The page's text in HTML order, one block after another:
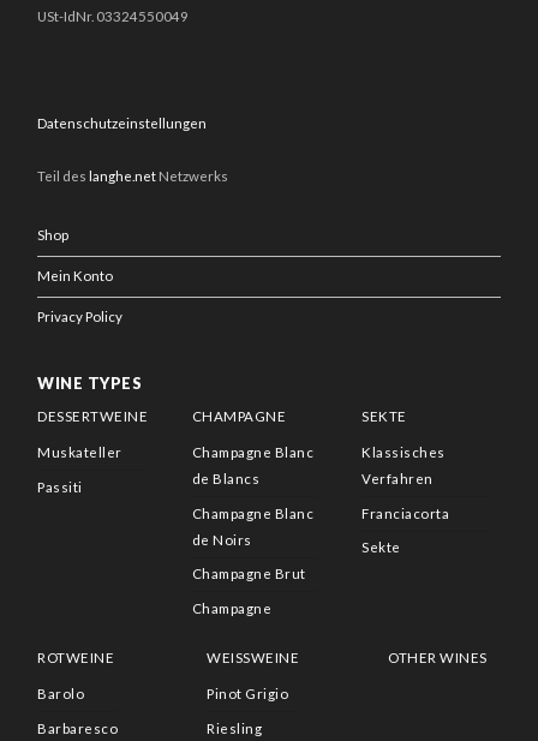
USt-IdNr. 03324550049
Datenschutzeinstellungen
Teil deslanghe.net Netzwerks
Shop
Mein Konto
Privacy Policy
WINE TYPES
DESSERTWEINE
Muskateller
Passiti
CHAMPAGNE
Champagne Blanc
de Blancs
Champagne Blanc
de Noirs
Champagne Brut
Champagne
SEKTE
Klassisches
Verfahren
Franciacorta
Sekte
ROTWEINE
Barolo
Barbaresco
WEISSWEINE
Pinot Grigio
Riesling
OTHER WINES